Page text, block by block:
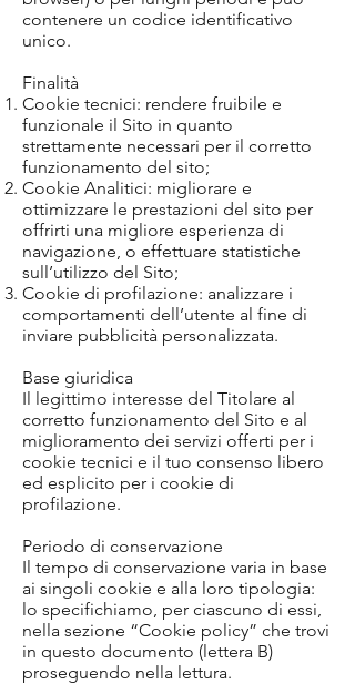
contenere un codice identificativo
unico.
Finalità
Cookie tecnici: rendere fruibile e
funzionale il Sito in quanto
strettamente necessari per il corretto
funzionamento del sito;
Cookie Analitici: migliorare e
ottimizzare le prestazioni del sito per
offrirti una migliore esperienza di
navigazione, o effettuare statistiche
sull’utilizzo del Sito;
Cookie di profilazione: analizzare i
comportamenti dell’utente al fine di
inviare pubblicità personalizzata.
Base giuridica
Il legittimo interesse del Titolare al
corretto funzionamento del Sito e al
miglioramento dei servizi offerti per i
cookie tecnici e il tuo consenso libero
ed esplicito per i cookie di
profilazione.
Periodo di conservazione
Il tempo di conservazione varia in base
ai singoli cookie e alla loro tipologia:
lo specifichiamo, per ciascuno di essi,
nella sezione “Cookie policy” che trovi
in questo documento (lettera B)
proseguendo nella lettura.